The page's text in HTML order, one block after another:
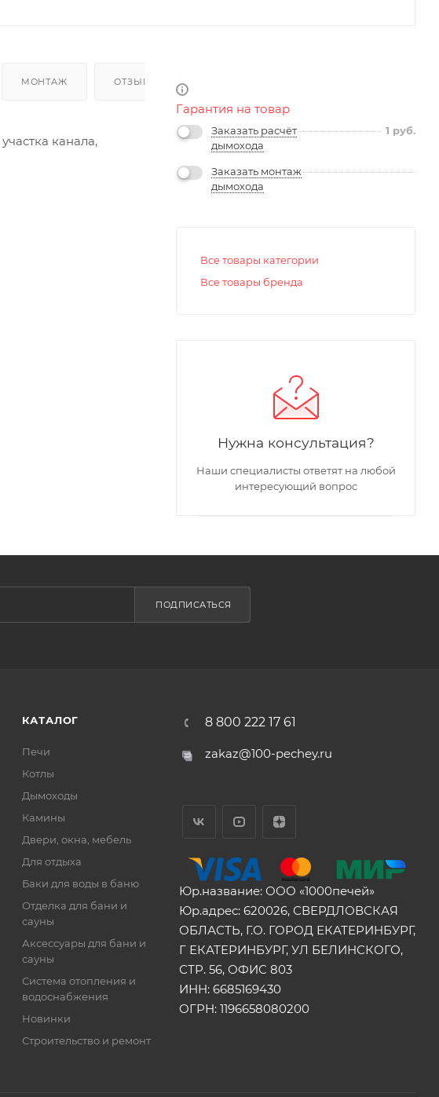
МОНТАЖ ОТЗЫВЫ
канала,
Гарантия на товар
Заказать расчёт
дымохода
1 руб.
Заказать монтаж
дымохода
Все товары категории
Все товары бренда
Нужна консультация?
Наши специалисты ответят на любой
интересующий вопрос
ПОДПИСАТЬСЯ
КАТАЛОГ
Печи
Котлы
Дымоходы
Камины
Двери, окна, мебель
Для отдыха
Баки для воды в баню
Отделка для бани и
сауны
Аксессуары для бани и
сауны
Система отопления и
водоснабжения
Новинки
Строительство и ремонт
8 800 222 17 61
zakaz@100-pechey.ru
Юр.название: ООО «1000печей»
Юр.адрес: 620026, СВЕРДЛОВСКАЯ
ОБЛАСТЬ, Г.О. ГОРОД ЕКАТЕРИНБУРГ,
Г ЕКАТЕРИНБУРГ, УЛ БЕЛИНСКОГО,
СТР. 56, ОФИС 803
ИНН: 6685169430
ОГРН: 1196658080200